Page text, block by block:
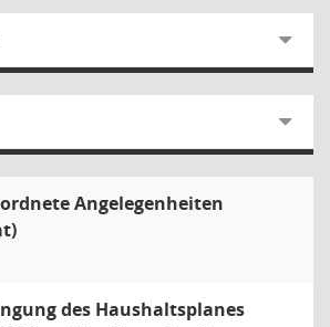
Angelegenheiten
des Haushaltsplanes